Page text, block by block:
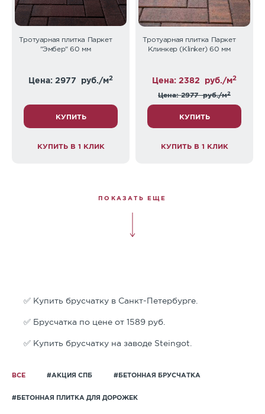
Тротуарная плитка Паркет
"Эмбер" 60 мм
Цена: 2977 руб./м2
КУПИТЬ
КУПИТЬ В 1 КЛИК
Тротуарная плитка Паркет
Клинкер (Klinker) 60 мм
Цена: 2382 руб./м2
Цена: 2977руб./м2
КУПИТЬ
КУПИТЬ В 1 КЛИК
ПОКАЗАТЬ ЕЩЕ
✅ Купить брусчатку в Санкт-Петербурге.
✅ Брусчатка по цене от 1589 руб.
✅ Купить брусчатку на заводе Steingot.
ВСЕ #АКЦИЯ СПБ #БЕТОННАЯ БРУСЧАТКА
#БЕТОННАЯ ПЛИТКА ДЛЯ ДОРОЖЕК